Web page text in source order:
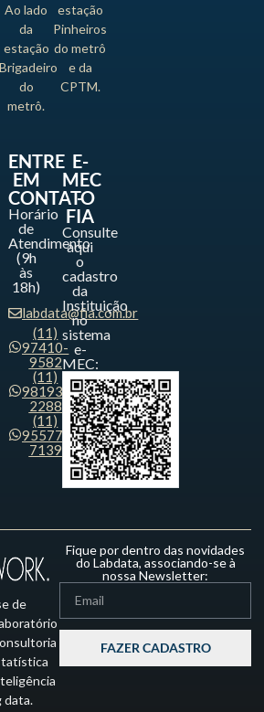
Ao lado
da
estação
Brigadeiro
do
metrô.
estação
Pinheiros
do metrô
e da
CPTM.
ENTRE
EM
CONTATO
Horário
de
Atendimento
(9h
às
18h)
labdata@fia.com.br
(11)
97410-
9582
(11)
98193-
2288
(11)
95577-
7139
E-
MEC
-
FIA
Consulte
aqui
o
cadastro
da
Instituição
no
sistema
e-
MEC:
de
data.
Fique por dentro das novidades
do Labdata, associando-se à
nossa Newsletter:
FAZER CADASTRO